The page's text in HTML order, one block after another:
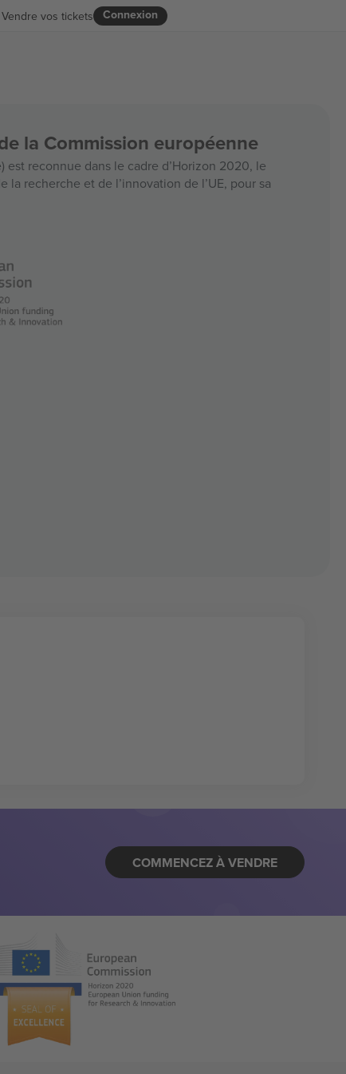
Connexion
Vendre vos tickets
la Commission européenne
est reconnue dans le cadre d’Horizon 2020, le
la recherche et de l’innovation de l’UE, pour sa
COMMENCEZ À VENDRE